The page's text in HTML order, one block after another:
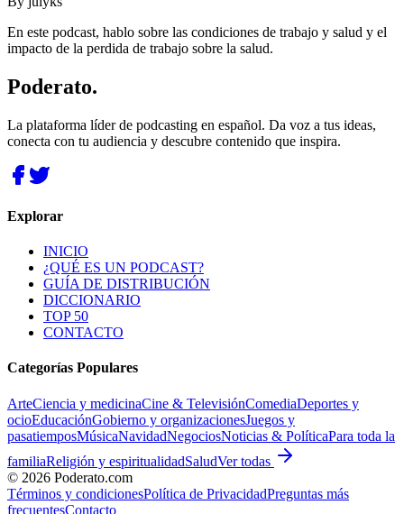
En este podcast, hablo sobre las condiciones de trabajo y salud y el
impacto de la perdida de trabajo sobre la salud.
Poderato.
La plataforma líder de podcasting en español. Da voz a tus ideas,
conecta con tu audiencia y descubre contenido que inspira.
Explorar
INICIO
¿QUÉ ES UN PODCAST?
GUÍA DE DISTRIBUCIÓN
DICCIONARIO
TOP 50
CONTACTO
Categorías Populares
ArteCiencia y medicinaCine & TelevisiónComediaDeportes y
ocioEducaciónGobierno y organizacionesJuegos y
pasatiemposMúsicaNavidadNegociosNoticias & PolíticaPara toda la
familiaReligión y espiritualidadSaludVer todas
© 2026 Poderato.com
Términos y condicionesPolítica de PrivacidadPreguntas más
frecuentesContacto